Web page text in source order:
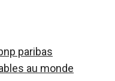
paribas
au monde